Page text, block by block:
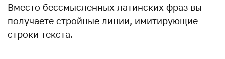
Вместо бессмысленных латинских фраз вы
получаете стройные линии, имитирующие
строки текста.